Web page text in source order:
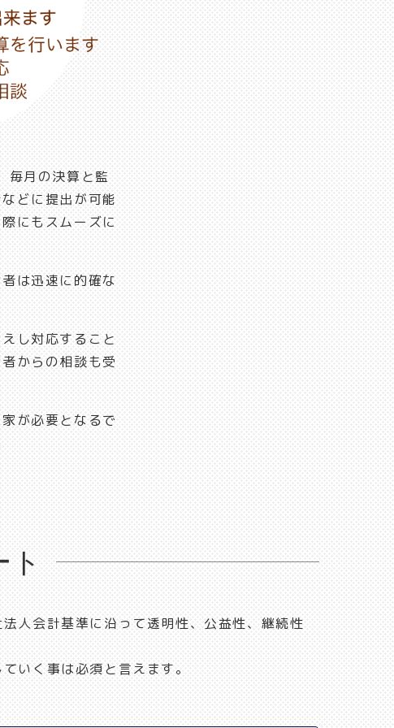
毎月の決算と監
どに提出が可能
にもスムーズに
は迅速に的確な
し対応すること
からの相談も受
が必要となるで
人会計基準に沿って透明性、公益性、継続性
いく事は必須と言えます。